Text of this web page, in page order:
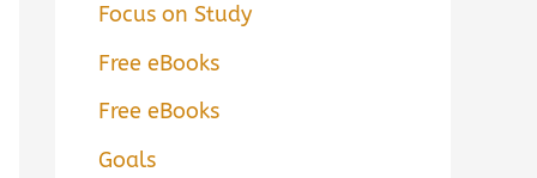
Focus on Study
Free eBooks
Free eBooks
Goals